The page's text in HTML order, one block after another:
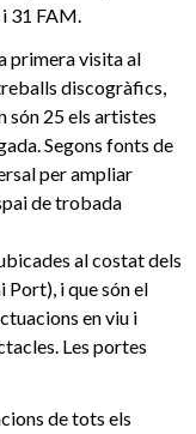
31 FAM.
primera visita al
discogràfics,
són 25 els artistes
Segons fonts de
per ampliar
de trobada
al costat dels
Port), i que són el
en viu i
Les portes
de tots els